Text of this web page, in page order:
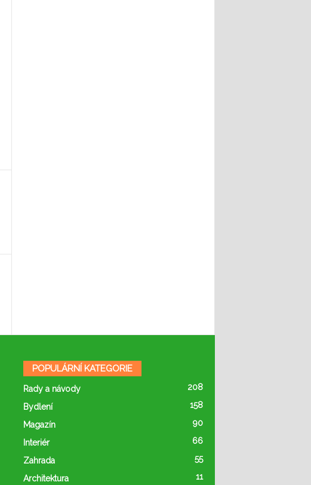
POPULÁRNÍ KATEGORIE
Rady a návody 208
Bydlení 158
Magazín 90
Interiér 66
Zahrada 55
Architektura 11